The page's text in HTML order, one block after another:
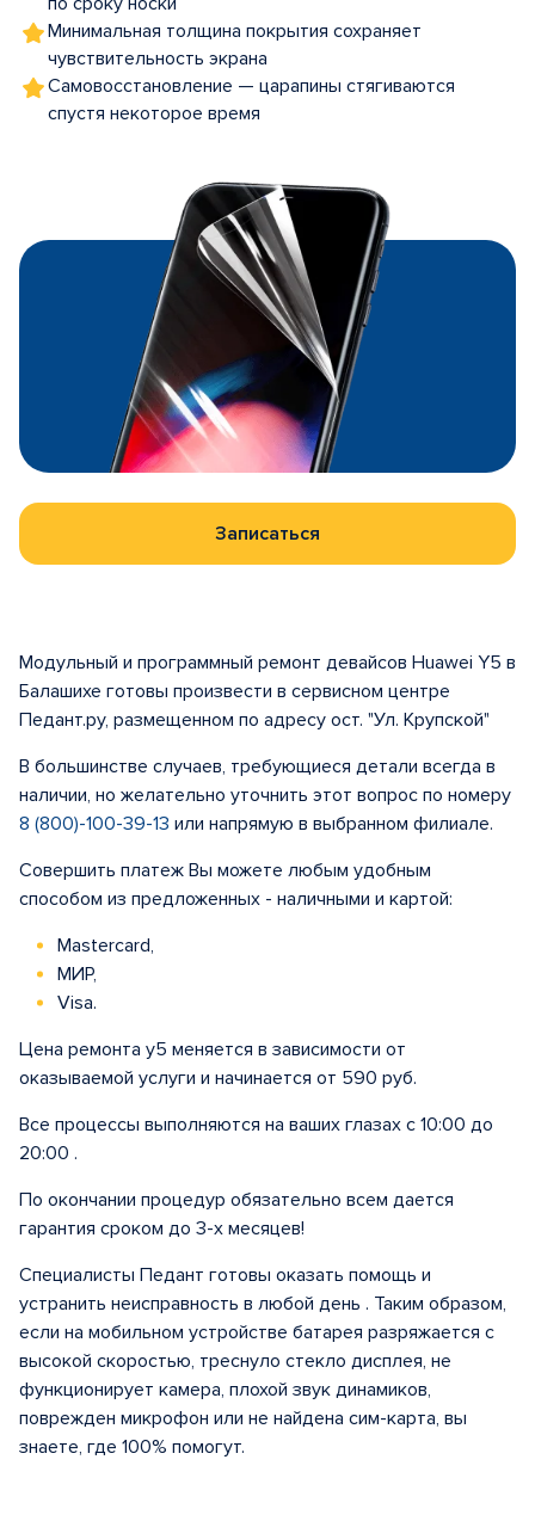
Минимальная толщина покрытия сохраняет
чувствительность экрана
Самовосстановление — царапины стягиваются
спустя некоторое время
Записаться
Модульный и программный ремонт девайсов Huawei Y5 в
Балашихе готовы произвести в сервисном центре
Педант.ру, размещенном по адресу ост. "Ул. Крупской"
В большинстве случаев, требующиеся детали всегда в
наличии, но желательно уточнить этот вопрос по номеру
8 (800)-100-39-13 или напрямую в выбранном филиале.
Совершить платеж Вы можете любым удобным
способом из предложенных - наличными и картой:
Mastercard,
МИР,
Visa.
Цена ремонта у5 меняется в зависимости от
оказываемой услуги и начинается от 590 руб.
Все процессы выполняются на ваших глазах с 10:00 до
20:00 .
По окончании процедур обязательно всем дается
гарантия сроком до 3-х месяцев!
Специалисты Педант готовы оказать помощь и
устранить неисправность в любой день . Таким образом,
если на мобильном устройстве батарея разряжается с
высокой скоростью, треснуло стекло дисплея, не
функционирует камера, плохой звук динамиков,
поврежден микрофон или не найдена сим-карта, вы
знаете, где 100% помогут.